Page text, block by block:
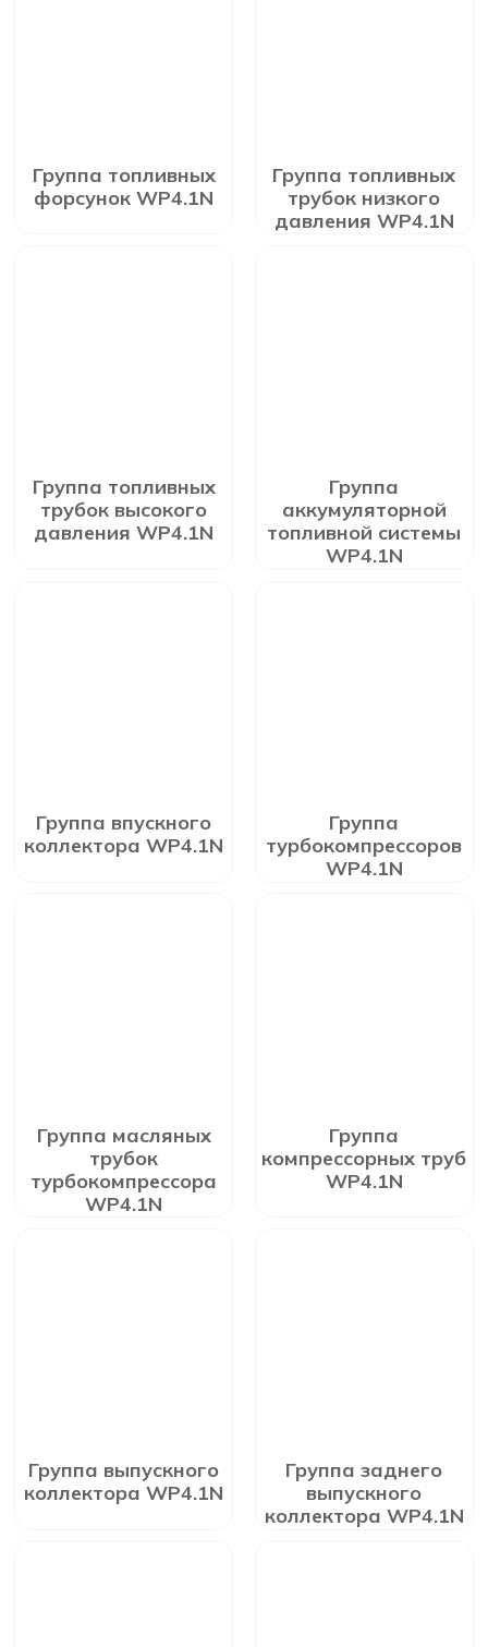
Группа топливных
форсунок WP4.1N
Группа топливных
трубок низкого
давления WP4.1N
Группа топливных
трубок высокого
давления WP4.1N
Группа
аккумуляторной
топливной системы
WP4.1N
Группа впускного
коллектора WP4.1N
Группа
турбокомпрессоров
WP4.1N
Группа масляных
трубок
турбокомпрессора
WP4.1N
Группа
компрессорных труб
WP4.1N
Группа выпускного
коллектора WP4.1N
Группа заднего
выпускного
коллектора WP4.1N